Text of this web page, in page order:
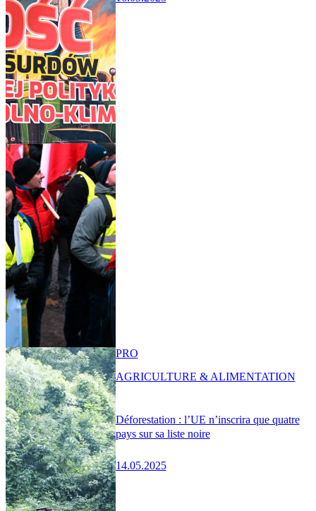
Déforestation : l’UE n’inscrira que quatre
pays sur sa liste noire
14.05.2025
PRO
AGRICULTURE & ALIMENTATION